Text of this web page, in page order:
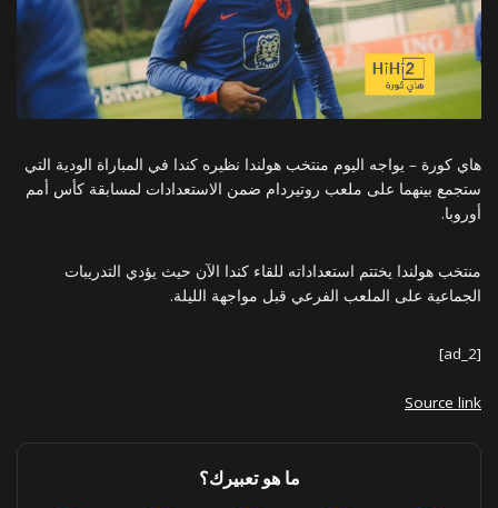
هاي كورة – يواجه اليوم منتخب هولندا نظيره كندا في المباراة الودية التي
ستجمع بينهما على ملعب روتيردام ضمن الاستعدادات لمسابقة كأس أمم
أوروبا.
منتخب هولندا يختتم استعداداته للقاء كندا الآن حيث يؤدي التدريبات
الجماعية على الملعب الفرعي قبل مواجهة الليلة.
[ad_2]
Source link
ما هو تعبيرك؟